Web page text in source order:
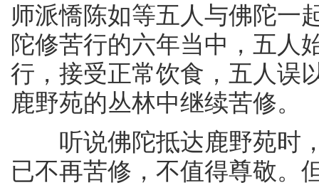
师派憍陈如等五人与佛陀一
陀修苦行的六年当中，五人
行，接受正常饮食，五人误
鹿野苑的丛林中继续苦修。
听说佛陀抵达鹿野苑时，
已不再苦修，不值得尊敬。